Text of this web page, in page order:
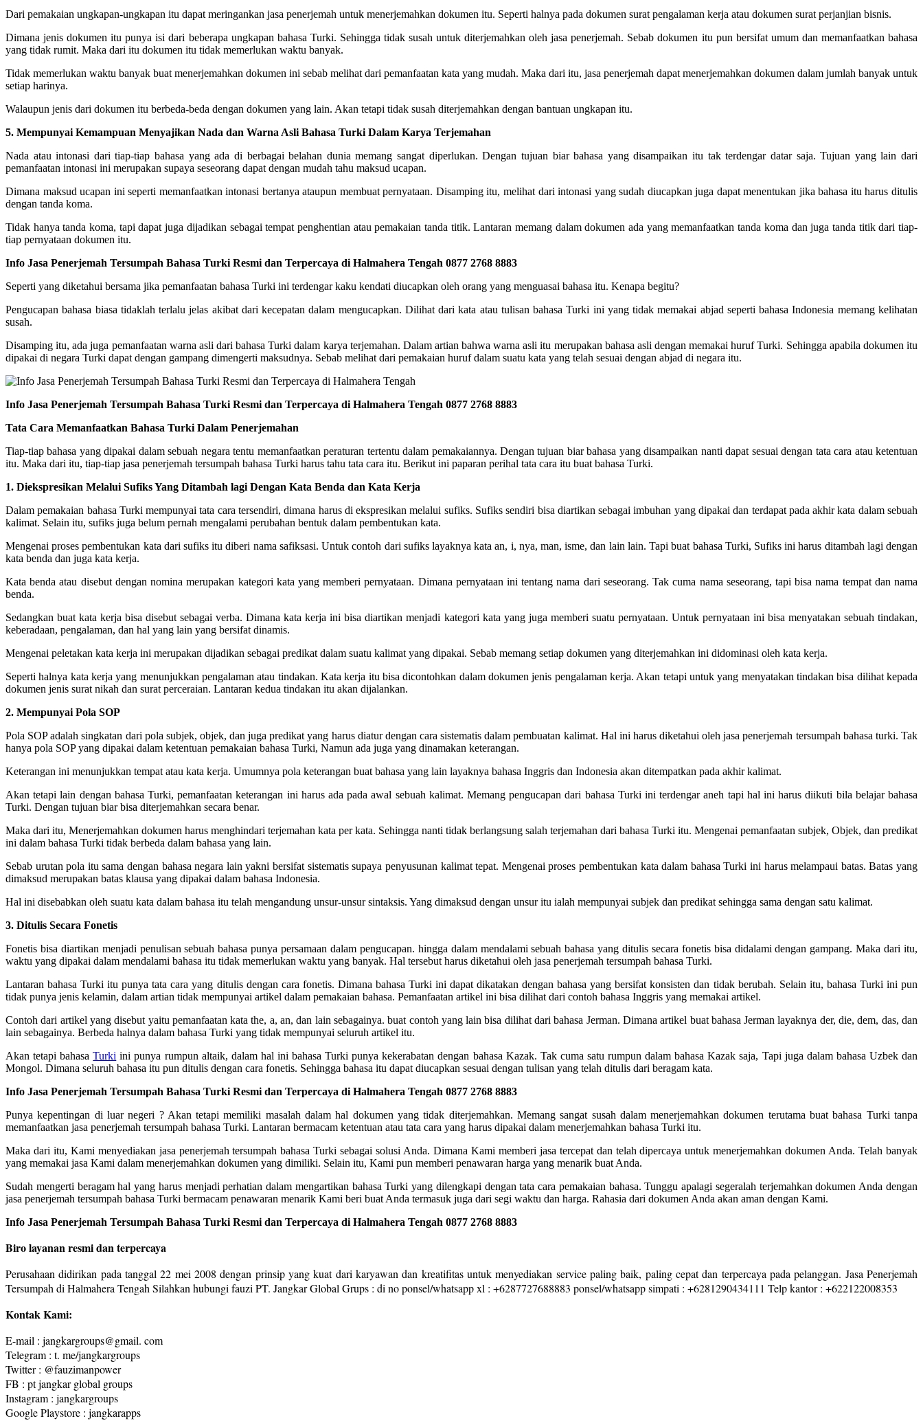
Dari pemakaian ungkapan-ungkapan itu dapat meringankan jasa penerjemah untuk menerjemahkan dokumen itu. Seperti halnya pada dokumen surat pengalaman kerja atau dokumen surat perjanjian bisnis.
Dimana jenis dokumen itu punya isi dari beberapa ungkapan bahasa Turki. Sehingga tidak susah untuk diterjemahkan oleh jasa penerjemah. Sebab dokumen itu pun bersifat umum dan memanfaatkan bahasa
yang tidak rumit. Maka dari itu dokumen itu tidak memerlukan waktu banyak.
Tidak memerlukan waktu banyak buat menerjemahkan dokumen ini sebab melihat dari pemanfaatan kata yang mudah. Maka dari itu, jasa penerjemah dapat menerjemahkan dokumen dalam jumlah banyak untuk
setiap harinya.
Walaupun jenis dari dokumen itu berbeda-beda dengan dokumen yang lain. Akan tetapi tidak susah diterjemahkan dengan bantuan ungkapan itu.
5. Mempunyai Kemampuan Menyajikan Nada dan Warna Asli Bahasa Turki Dalam Karya Terjemahan
Nada atau intonasi dari tiap-tiap bahasa yang ada di berbagai belahan dunia memang sangat diperlukan. Dengan tujuan biar bahasa yang disampaikan itu tak terdengar datar saja. Tujuan yang lain dari
pemanfaatan intonasi ini merupakan supaya seseorang dapat dengan mudah tahu maksud ucapan.
Dimana maksud ucapan ini seperti memanfaatkan intonasi bertanya ataupun membuat pernyataan. Disamping itu, melihat dari intonasi yang sudah diucapkan juga dapat menentukan jika bahasa itu harus ditulis
dengan tanda koma.
Tidak hanya tanda koma, tapi dapat juga dijadikan sebagai tempat penghentian atau pemakaian tanda titik. Lantaran memang dalam dokumen ada yang memanfaatkan tanda koma dan juga tanda titik dari tiap-
tiap pernyataan dokumen itu.
Info Jasa Penerjemah Tersumpah Bahasa Turki Resmi dan Terpercaya di Halmahera Tengah 0877 2768 8883
Seperti yang diketahui bersama jika pemanfaatan bahasa Turki ini terdengar kaku kendati diucapkan oleh orang yang menguasai bahasa itu. Kenapa begitu?
Pengucapan bahasa biasa tidaklah terlalu jelas akibat dari kecepatan dalam mengucapkan. Dilihat dari kata atau tulisan bahasa Turki ini yang tidak memakai abjad seperti bahasa Indonesia memang kelihatan
susah.
Disamping itu, ada juga pemanfaatan warna asli dari bahasa Turki dalam karya terjemahan. Dalam artian bahwa warna asli itu merupakan bahasa asli dengan memakai huruf Turki. Sehingga apabila dokumen itu
dipakai di negara Turki dapat dengan gampang dimengerti maksudnya. Sebab melihat dari pemakaian huruf dalam suatu kata yang telah sesuai dengan abjad di negara itu.
Info Jasa Penerjemah Tersumpah Bahasa Turki Resmi dan Terpercaya di Halmahera Tengah 0877 2768 8883
Tata Cara Memanfaatkan Bahasa Turki Dalam Penerjemahan
Tiap-tiap bahasa yang dipakai dalam sebuah negara tentu memanfaatkan peraturan tertentu dalam pemakaiannya. Dengan tujuan biar bahasa yang disampaikan nanti dapat sesuai dengan tata cara atau ketentuan
itu. Maka dari itu, tiap-tiap jasa penerjemah tersumpah bahasa Turki harus tahu tata cara itu. Berikut ini paparan perihal tata cara itu buat bahasa Turki.
1. Diekspresikan Melalui Sufiks Yang Ditambah lagi Dengan Kata Benda dan Kata Kerja
Dalam pemakaian bahasa Turki mempunyai tata cara tersendiri, dimana harus di ekspresikan melalui sufiks. Sufiks sendiri bisa diartikan sebagai imbuhan yang dipakai dan terdapat pada akhir kata dalam sebuah
kalimat. Selain itu, sufiks juga belum pernah mengalami perubahan bentuk dalam pembentukan kata.
Mengenai proses pembentukan kata dari sufiks itu diberi nama safiksasi. Untuk contoh dari sufiks layaknya kata an, i, nya, man, isme, dan lain lain. Tapi buat bahasa Turki, Sufiks ini harus ditambah lagi dengan
kata benda dan juga kata kerja.
Kata benda atau disebut dengan nomina merupakan kategori kata yang memberi pernyataan. Dimana pernyataan ini tentang nama dari seseorang. Tak cuma nama seseorang, tapi bisa nama tempat dan nama
benda.
Sedangkan buat kata kerja bisa disebut sebagai verba. Dimana kata kerja ini bisa diartikan menjadi kategori kata yang juga memberi suatu pernyataan. Untuk pernyataan ini bisa menyatakan sebuah tindakan,
keberadaan, pengalaman, dan hal yang lain yang bersifat dinamis.
Mengenai peletakan kata kerja ini merupakan dijadikan sebagai predikat dalam suatu kalimat yang dipakai. Sebab memang setiap dokumen yang diterjemahkan ini didominasi oleh kata kerja.
Seperti halnya kata kerja yang menunjukkan pengalaman atau tindakan. Kata kerja itu bisa dicontohkan dalam dokumen jenis pengalaman kerja. Akan tetapi untuk yang menyatakan tindakan bisa dilihat kepada
dokumen jenis surat nikah dan surat perceraian. Lantaran kedua tindakan itu akan dijalankan.
2. Mempunyai Pola SOP
Pola SOP adalah singkatan dari pola subjek, objek, dan juga predikat yang harus diatur dengan cara sistematis dalam pembuatan kalimat. Hal ini harus diketahui oleh jasa penerjemah tersumpah bahasa turki. Tak
hanya pola SOP yang dipakai dalam ketentuan pemakaian bahasa Turki, Namun ada juga yang dinamakan keterangan.
Keterangan ini menunjukkan tempat atau kata kerja. Umumnya pola keterangan buat bahasa yang lain layaknya bahasa Inggris dan Indonesia akan ditempatkan pada akhir kalimat.
Akan tetapi lain dengan bahasa Turki, pemanfaatan keterangan ini harus ada pada awal sebuah kalimat. Memang pengucapan dari bahasa Turki ini terdengar aneh tapi hal ini harus diikuti bila belajar bahasa
Turki. Dengan tujuan biar bisa diterjemahkan secara benar.
Maka dari itu, Menerjemahkan dokumen harus menghindari terjemahan kata per kata. Sehingga nanti tidak berlangsung salah terjemahan dari bahasa Turki itu. Mengenai pemanfaatan subjek, Objek, dan predikat
ini dalam bahasa Turki tidak berbeda dalam bahasa yang lain.
Sebab urutan pola itu sama dengan bahasa negara lain yakni bersifat sistematis supaya penyusunan kalimat tepat. Mengenai proses pembentukan kata dalam bahasa Turki ini harus melampaui batas. Batas yang
dimaksud merupakan batas klausa yang dipakai dalam bahasa Indonesia.
Hal ini disebabkan oleh suatu kata dalam bahasa itu telah mengandung unsur-unsur sintaksis. Yang dimaksud dengan unsur itu ialah mempunyai subjek dan predikat sehingga sama dengan satu kalimat.
3. Ditulis Secara Fonetis
Fonetis bisa diartikan menjadi penulisan sebuah bahasa punya persamaan dalam pengucapan. hingga dalam mendalami sebuah bahasa yang ditulis secara fonetis bisa didalami dengan gampang. Maka dari itu,
waktu yang dipakai dalam mendalami bahasa itu tidak memerlukan waktu yang banyak. Hal tersebut harus diketahui oleh jasa penerjemah tersumpah bahasa Turki.
Lantaran bahasa Turki itu punya tata cara yang ditulis dengan cara fonetis. Dimana bahasa Turki ini dapat dikatakan dengan bahasa yang bersifat konsisten dan tidak berubah. Selain itu, bahasa Turki ini pun
tidak punya jenis kelamin, dalam artian tidak mempunyai artikel dalam pemakaian bahasa. Pemanfaatan artikel ini bisa dilihat dari contoh bahasa Inggris yang memakai artikel.
Contoh dari artikel yang disebut yaitu pemanfaatan kata the, a, an, dan lain sebagainya. buat contoh yang lain bisa dilihat dari bahasa Jerman. Dimana artikel buat bahasa Jerman layaknya der, die, dem, das, dan
lain sebagainya. Berbeda halnya dalam bahasa Turki yang tidak mempunyai seluruh artikel itu.
Akan tetapi bahasaTurki ini punya rumpun altaik, dalam hal ini bahasa Turki punya kekerabatan dengan bahasa Kazak. Tak cuma satu rumpun dalam bahasa Kazak saja, Tapi juga dalam bahasa Uzbek dan
Mongol. Dimana seluruh bahasa itu pun ditulis dengan cara fonetis. Sehingga bahasa itu dapat diucapkan sesuai dengan tulisan yang telah ditulis dari beragam kata.
Info Jasa Penerjemah Tersumpah Bahasa Turki Resmi dan Terpercaya di Halmahera Tengah 0877 2768 8883
Punya kepentingan di luar negeri ? Akan tetapi memiliki masalah dalam hal dokumen yang tidak diterjemahkan. Memang sangat susah dalam menerjemahkan dokumen terutama buat bahasa Turki tanpa
memanfaatkan jasa penerjemah tersumpah bahasa Turki. Lantaran bermacam ketentuan atau tata cara yang harus dipakai dalam menerjemahkan bahasa Turki itu.
Maka dari itu, Kami menyediakan jasa penerjemah tersumpah bahasa Turki sebagai solusi Anda. Dimana Kami memberi jasa tercepat dan telah dipercaya untuk menerjemahkan dokumen Anda. Telah banyak
yang memakai jasa Kami dalam menerjemahkan dokumen yang dimiliki. Selain itu, Kami pun memberi penawaran harga yang menarik buat Anda.
Sudah mengerti beragam hal yang harus menjadi perhatian dalam mengartikan bahasa Turki yang dilengkapi dengan tata cara pemakaian bahasa. Tunggu apalagi segeralah terjemahkan dokumen Anda dengan
jasa penerjemah tersumpah bahasa Turki bermacam penawaran menarik Kami beri buat Anda termasuk juga dari segi waktu dan harga. Rahasia dari dokumen Anda akan aman dengan Kami.
Info Jasa Penerjemah Tersumpah Bahasa Turki Resmi dan Terpercaya di Halmahera Tengah 0877 2768 8883
Biro layanan resmi dan terpercaya
Perusahaan didirikan pada tanggal 22 mei 2008 dengan prinsip yang kuat dari karyawan dan kreatifitas untuk menyediakan service paling baik, paling cepat dan terpercaya pada pelanggan. Jasa Penerjemah
Tersumpah di Halmahera Tengah Silahkan hubungi fauzi PT. Jangkar Global Grups : di no ponsel/whatsapp xl : +6287727688883 ponsel/whatsapp simpati : +6281290434111 Telp kantor : +622122008353
Kontak Kami:
E-mail : jangkargroups@gmail. com
Telegram : t. me/jangkargroups
Twitter : @fauzimanpower
FB : pt jangkar global groups
Instagram : jangkargroups
Google Playstore : jangkarapps